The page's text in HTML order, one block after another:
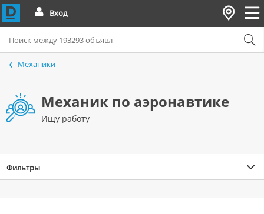
Вход
Механики
Механик по аэронавтике
Ищу работу
Фильтры